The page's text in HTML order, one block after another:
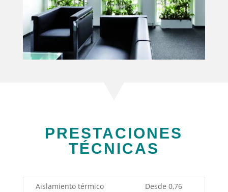
PRESTACIONES
TÉCNICAS
Aislamiento térmico
Desde 0,76